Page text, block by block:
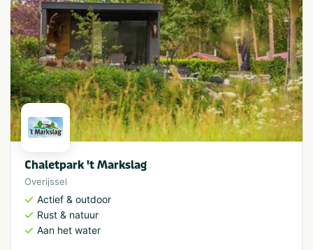
Chaletpark 't Markslag
Overijssel
Actief & outdoor
Rust & natuur
Aan het water